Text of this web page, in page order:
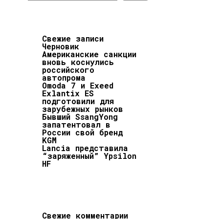
Свежие записи
Черновик
Американские санкции
вновь коснулись
российского
автопрома
Omoda 7 и Exeed
Exlantix ES
подготовили для
зарубежных рынков
Бывший SsangYong
запатентовал в
России свой бренд
KGM
Lancia представила
“заряженный” Ypsilon
HF
Свежие комментарии